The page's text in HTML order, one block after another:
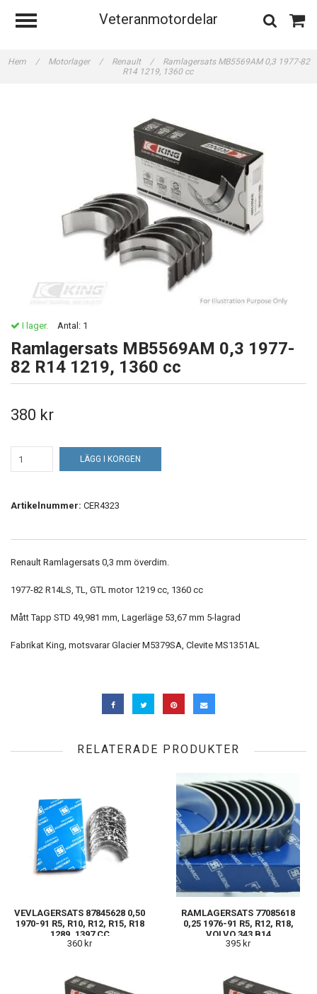
Veteranmotordelar
Hem / Motorlager / Renault /
Ramlagersats MB5569AM 0,3 1977-82
R14 1219, 1360 cc
I lager. Antal: 1
Ramlagersats MB5569AM 0,3 1977-
82 R14 1219, 1360 cc
380 kr
LÄGG I KORGEN
Artikelnummer: CER4323
Renault Ramlagersats 0,3 mm överdim.
1977-82 R14LS, TL, GTL motor 1219 cc, 1360 cc
Mått Tapp STD 49,981 mm, Lagerläge 53,67 mm 5-lagrad
Fabrikat King, motsvarar Glacier M5379SA, Clevite MS1351AL
RELATERADE PRODUKTER
VEVLAGERSATS 87845628 0,50
1970-91 R5, R10, R12, R15, R18
1289, 1397 CC
360 kr
RAMLAGERSATS 77085618
0,25 1976-91 R5, R12, R18,
VOLVO 343 B14
395 kr